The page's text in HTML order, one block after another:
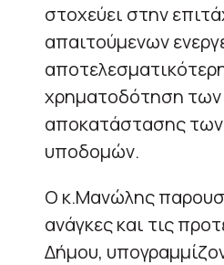
στοχεύει στην
απαιτούμενων
χρηματοδότηση
αποκατάστασης
υποδομών.
Ο κ.Μανώλης
ανάγκες και τις
Δήμου,